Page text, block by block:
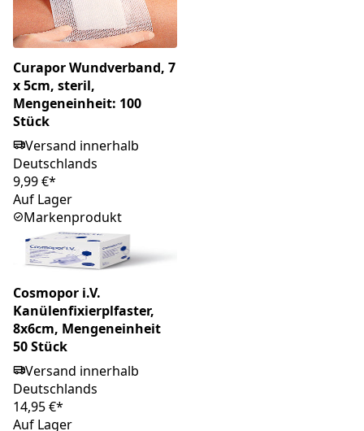
Curapor Wundverband, 7
x 5cm, steril,
Mengeneinheit: 100
Stück
Versand innerhalb
Deutschlands
9,99 €*
Auf Lager
Markenprodukt
Cosmopor i.V.
Kanülenfixierplfaster,
8x6cm, Mengeneinheit
50 Stück
Versand innerhalb
Deutschlands
14,95 €*
Auf Lager